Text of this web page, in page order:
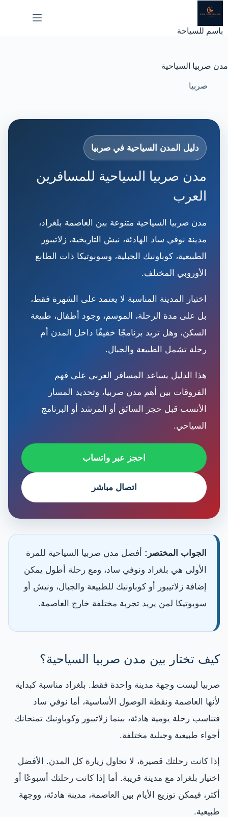
إلى
باسم للسياحة
مدن صربيا السياحية
صربيا
دليل المدن السياحية في صربيا
مدن صربيا السياحية للمسافرين
العرب
مدن صربيا السياحية متنوعة بين العاصمة بلغراد،
مدينة نوفي ساد الهادئة، نيش التاريخية، زلاتيبور
الطبيعية، كوباونيك الجبلية، وسوبوتيكا ذات الطابع
الأوروبي المختلف.
اختيار المدينة المناسبة لا يعتمد على الشهرة فقط،
بل على مدة الرحلة، الموسم، وجود أطفال، طبيعة
السكن، وهل تريد برنامجًا خفيفًا داخل المدن أم
رحلة تشمل الطبيعة والجبال.
هذا الدليل يساعد المسافر العربي على فهم
الفروقات بين أهم مدن صربيا، وتحديد المسار
الأنسب قبل حجز السائق أو المرشد أو البرنامج
السياحي.
احجز عبر واتساب
اتصال مباشر
الجواب المختصر: أفضل مدن صربيا السياحية للمرة
الأولى هي بلغراد ونوفي ساد، ومع رحلة أطول يمكن
إضافة زلاتيبور أو كوباونيك للطبيعة والجبال، ونيش أو
سوبوتيكا لمن يريد تجربة مختلفة خارج العاصمة.
كيف تختار بين مدن صربيا السياحية؟
صربيا ليست وجهة مدينة واحدة فقط. بلغراد مناسبة كبداية
لأنها العاصمة ونقطة الوصول الأساسية، أما نوفي ساد
فتناسب رحلة يومية هادئة، بينما زلاتيبور وكوباونيك تمنحانك
أجواء طبيعية وجبلية مختلفة.
إذا كانت رحلتك قصيرة، لا تحاول زيارة كل المدن. الأفضل
اختيار بلغراد مع مدينة قريبة. أما إذا كانت رحلتك أسبوعًا أو
أكثر، فيمكن توزيع الأيام بين العاصمة، مدينة هادئة، ووجهة
طبيعية.